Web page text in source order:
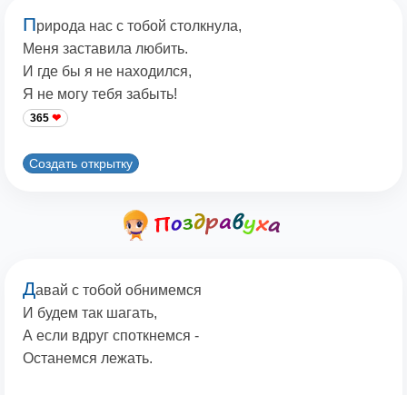
Природа нас с тобой столкнула,
Меня заставила любить.
И где бы я не находился,
Я не могу тебя забыть!
365
Создать открытку
Давай с тобой обнимемся
И будем так шагать,
А если вдруг споткнемся -
Останемся лежать.